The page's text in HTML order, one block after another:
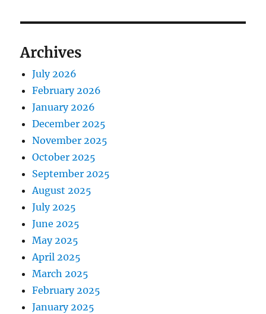
Archives
July 2026
February 2026
January 2026
December 2025
November 2025
October 2025
September 2025
August 2025
July 2025
June 2025
May 2025
April 2025
March 2025
February 2025
January 2025